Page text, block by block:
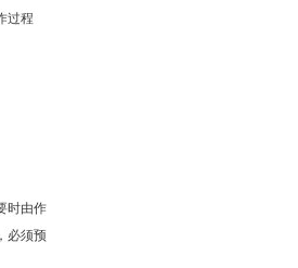
过程
时由作
必须预